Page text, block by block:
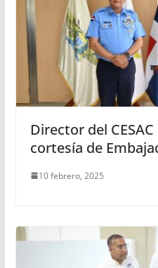
Director del
cortesía de
10 febrero, 2025